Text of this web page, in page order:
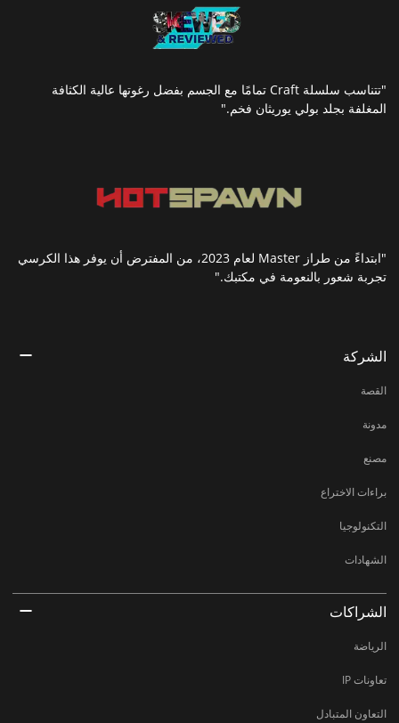
"تتناسب سلسلة Craft تمامًا مع الجسم بفضل رغوتها عالية الكثافة
المغلفة بجلد بولي يوريثان فخم."
"ابتداءً من طراز Master لعام 2023، من المفترض أن يوفر هذا الكرسي
تجربة شعور بالنعومة في مكتبك."
الشركة
القصة
مدونة
مصنع
براءات الاختراع
التكنولوجيا
الشهادات
الشراكات
الرياضة
تعاونات IP
التعاون المتبادل